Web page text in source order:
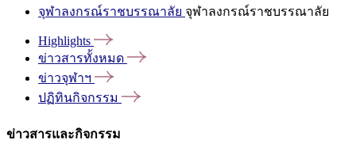
จุฬาลงกรณ์ราชบรรณาลัย จุฬาลงกรณ์ราชบรรณาลัย
Highlights
ข่าวสารทั้งหมด
ข่าวจุฬาฯ
ปฏิทินกิจกรรม
ข่าวสารและกิจกรรม